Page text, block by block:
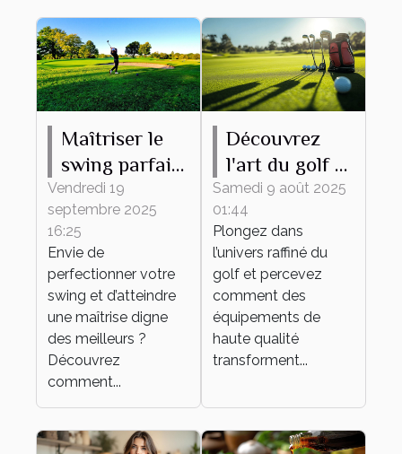
Maîtriser le
swing parfait :
conseils et
techniques
Vendredi 19
septembre 2025
16:25
Envie de
perfectionner votre
swing et d’atteindre
une maîtrise digne
des meilleurs ?
Découvrez
comment...
Découvrez
l'art du golf à
travers des
équipements
de haute
qualité
Samedi 9 août 2025
01:44
Plongez dans
l’univers raffiné du
golf et percevez
comment des
équipements de
haute qualité
transforment...